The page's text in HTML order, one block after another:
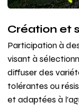
Création et
Participation à
visant à
diffuser des
tolérantes ou
et adaptées à